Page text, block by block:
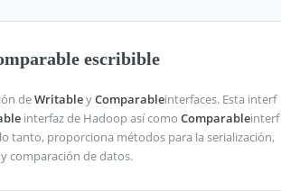
escribible
deWritableyComparableinterfaces. Esta interf
interfaz de Hadoop así como Comparableinterf
lo tanto, proporciona métodos para la serialización,
comparación de datos.